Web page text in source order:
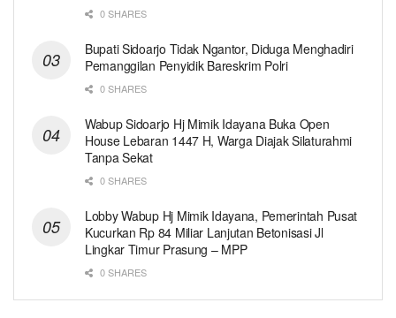
0 SHARES
Bupati Sidoarjo Tidak Ngantor, Diduga Menghadiri
Pemanggilan Penyidik Bareskrim Polri
0 SHARES
Wabup Sidoarjo Hj Mimik Idayana Buka Open
House Lebaran 1447 H, Warga Diajak Silaturahmi
Tanpa Sekat
0 SHARES
Lobby Wabup Hj Mimik Idayana, Pemerintah Pusat
Kucurkan Rp 84 Miliar Lanjutan Betonisasi Jl
Lingkar Timur Prasung – MPP
0 SHARES